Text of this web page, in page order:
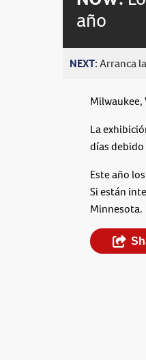
año
NEXT:Arranca
Milwaukee,
La
días
Este año
Si están
Minnesota.